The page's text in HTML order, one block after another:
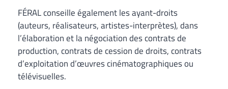
FÉRAL conseille également les ayant-droits
(auteurs, réalisateurs, artistes-interprètes), dans
l’élaboration et la négociation des contrats de
production, contrats de cession de droits, contrats
d’exploitation d’œuvres cinématographiques ou
télévisuelles.